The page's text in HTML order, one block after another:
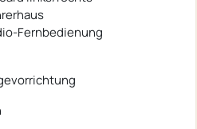
Fernbedienung